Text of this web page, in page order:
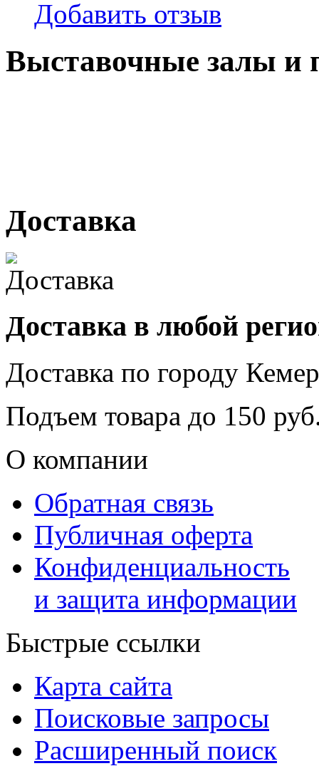
Добавить отзыв
Выставочные залы и
Доставка
Доставка в любой
Доставка по городу
Подъем товара до 150
О компании
Обратная связь
Публичная оферта
Конфиденциальность
и защита информации
Быстрые ссылки
Карта сайта
Поисковые запросы
Расширенный поиск